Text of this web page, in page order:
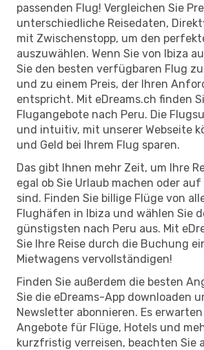
passenden Flug! Vergleichen Sie
unterschiedliche Reisedaten,
mit Zwischenstopp, um den
auszuwählen. Wenn Sie von Ibiza
Sie den besten verfügbaren Flug
und zu einem Preis, der Ihren
entspricht. Mit eDreams.ch finden
Flugangebote nach Peru. Die
und intuitiv, mit unserer Webseite
und Geld bei Ihrem Flug sparen.
Das gibt Ihnen mehr Zeit, um Ihre
egal ob Sie Urlaub machen oder
sind. Finden Sie billige Flüge von
Flughäfen in Ibiza und wählen Sie
günstigsten nach Peru aus. Mit
Sie Ihre Reise durch die Buchung
Mietwagens vervollständigen!
Finden Sie außerdem die besten
Sie die eDreams-App downloaden
Newsletter abonnieren. Es
Angebote für Flüge, Hotels und
kurzfristig verreisen, beachten Sie